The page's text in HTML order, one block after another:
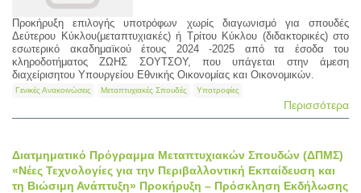
Προκήρυξη επιλογής υποτρόφων χωρίς διαγωνισμό για σπουδές
Δεύτερου Κύκλου(μεταπτυχιακές) ή Τρίτου Κύκλου (διδακτορικές) στο
εσωτερικό ακαδημαϊκού έτους 2024 -2025 από τα έσοδα του
κληροδοτήματος ΖΩΗΣ ΣΟΥΤΣΟΥ, που υπάγεται στην άμεση
διαχείρισητου Υπουργείου Εθνικής Οικονομίας και Οικονομικών.
Γενικές Ανακοινώσεις Μεταπτυχιακές Σπουδές Υποτροφίες
Περισσότερα
Διατμηματικό Πρόγραμμα Μεταπτυχιακών Σπουδών (ΔΠΜΣ)
«Νέες Τεχνολογίες για την Περιβαλλοντική Εκπαίδευση και
τη Βιώσιμη Ανάπτυξη» Προκήρυξη – Πρόσκληση Εκδήλωσης